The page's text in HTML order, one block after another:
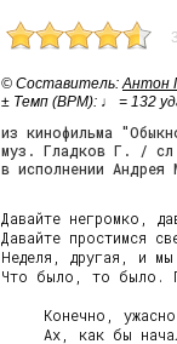
© Cоставитель:Антон
± Темп (BPM): ♩ = 132
из кинофильма
муз. Гладков Г. /
в исполнении Андрея
Давайте негромко,
Давайте простимся
Неделя, другая, и мы
Что было, то было.
Конечно,
Ах, как бы